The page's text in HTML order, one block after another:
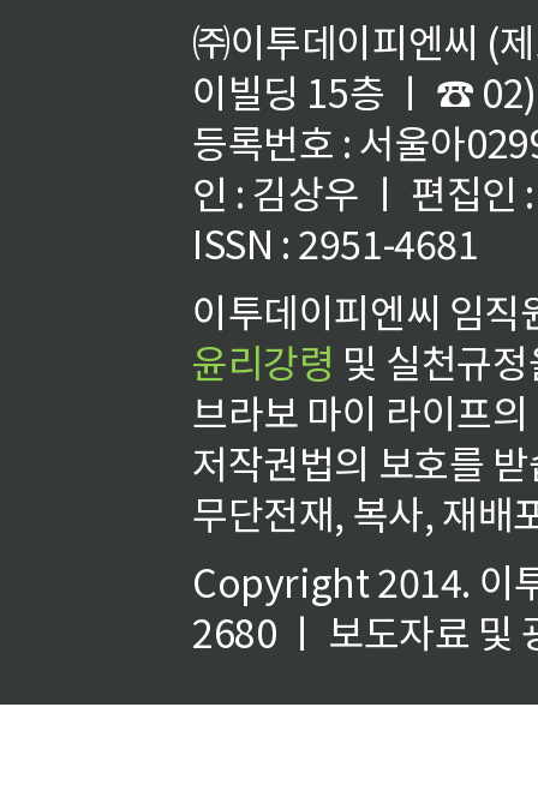
㈜이투데이피엔씨 (
이빌딩 15층 ㅣ ☎
등록번호 : 서울아
인 : 김상우 ㅣ 편집인
ISSN : 2951-4681
이투데이피엔씨 임
윤리강령 및 실천규
브라보 마이 라이프
저작권법의 보호를
무단전재, 복사, 재배
Copyright 2014. 이
2680 ㅣ 보도자료